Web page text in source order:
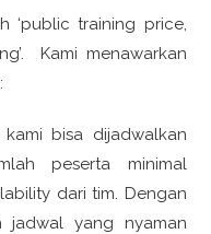
‘public training price,
Kami menawarkan
bisa dijadwalkan
peserta minimal
dari tim. Dengan
jadwal yang nyaman